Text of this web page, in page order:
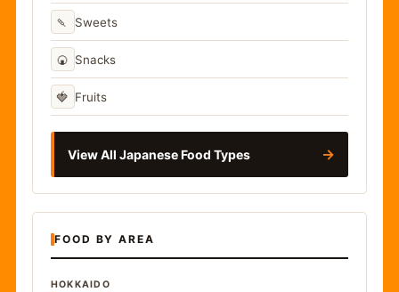
🍡 Sweets
🍘 Snacks
🍓 Fruits
View All Japanese Food Types →
FOOD BY AREA
HOKKAIDO